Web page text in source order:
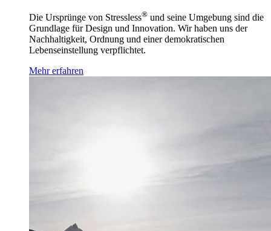
Die Ursprünge von Stressless® und seine Umgebung sind die
Grundlage für Design und Innovation. Wir haben uns der
Nachhaltigkeit, Ordnung und einer demokratischen
Lebenseinstellung verpflichtet.
Mehr erfahren